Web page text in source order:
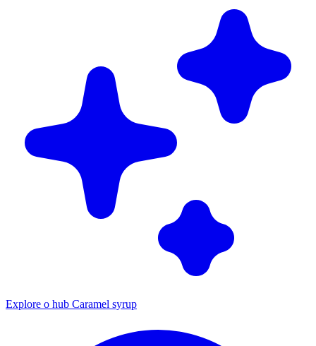
Explore o hub Caramel syrup